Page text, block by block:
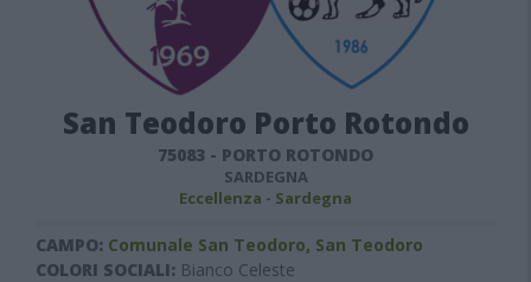
San Teodoro Porto Rotondo
75083 - PORTO ROTONDO
SARDEGNA
Eccellenza - Sardegna
CAMPO: Comunale San Teodoro, San Teodoro
COLORI SOCIALI: Bianco Celeste